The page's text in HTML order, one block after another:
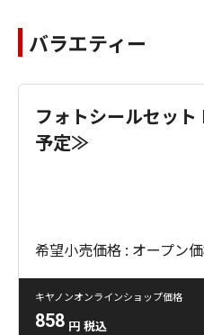
バラエティー
フォトシールセッ
予定≫
希望小売価格 : オープン
キヤノンオンラインショップ価格
858 円 税込